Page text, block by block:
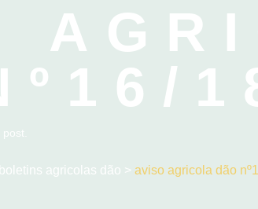
boletins agricolas dão > aviso agricola dão